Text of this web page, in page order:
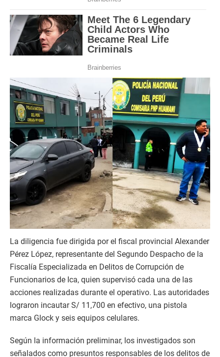
La diligencia fue dirigida por el fiscal provincial Alexander
Pérez López, representante del Segundo Despacho de la
Fiscalía Especializada en Delitos de Corrupción de
Funcionarios de Ica, quien supervisó cada una de las
acciones realizadas durante el operativo. Las autoridades
lograron incautar S/ 11,700 en efectivo, una pistola
marca Glock y seis equipos celulares.
Según la información preliminar, los investigados son
señalados como presuntos responsables de los delitos de